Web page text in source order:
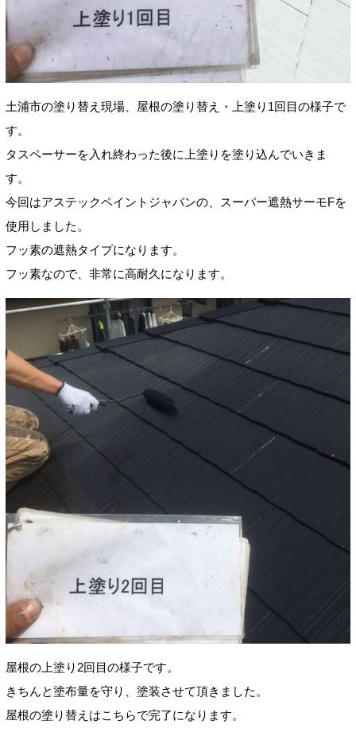
土浦市の塗り替え現場、屋根の塗り替え・上塗り1回目の様子で
す。
タスペーサーを入れ終わった後に上塗りを塗り込んでいきま
す。
今回はアステックペイントジャパンの、スーパー遮熱サーモFを
使用しました。
フッ素の遮熱タイプになります。
フッ素なので、非常に高耐久になります。
屋根の上塗り2回目の様子です。
きちんと塗布量を守り、塗装させて頂きました。
屋根の塗り替えはこちらで完了になります。